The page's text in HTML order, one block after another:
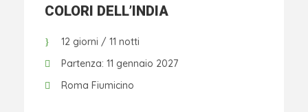
COLORI DELL’INDIA
12 giorni / 11 notti
Partenza: 11 gennaio 2027
Roma Fiumicino